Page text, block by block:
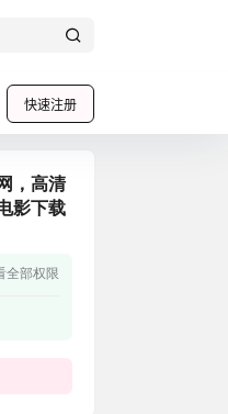
快速注册
，高清
影下载
全部权限